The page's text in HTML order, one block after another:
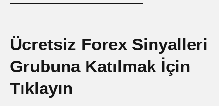
Ücretsiz Forex Sinyalleri
Grubuna Katılmak İçin
Tıklayın